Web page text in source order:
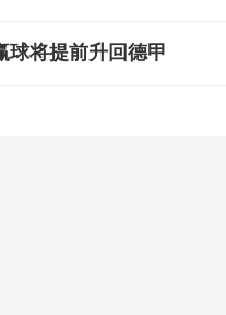
球将提前升回德甲